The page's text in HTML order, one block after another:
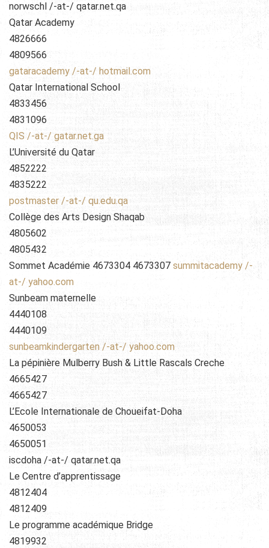
norwschl /-at-/ qatar.net.qa
Qatar Academy
4826666
4809566
gataracademy /-at-/ hotmail.com
Qatar International School
4833456
4831096
QIS /-at-/ gatar.net.ga
L’Université du Qatar
4852222
4835222
postmaster /-at-/ qu.edu.qa
Collège des Arts Design Shaqab
4805602
4805432
Sommet Académie 4673304 4673307 summitacademy /-
at-/ yahoo.com
Sunbeam maternelle
4440108
4440109
sunbeamkindergarten /-at-/ yahoo.com
La pépinière Mulberry Bush & Little Rascals Creche
4665427
4665427
L’Ecole Internationale de Choueifat-Doha
4650053
4650051
iscdoha /-at-/ qatar.net.qa
Le Centre d’apprentissage
4812404
4812409
Le programme académique Bridge
4819932